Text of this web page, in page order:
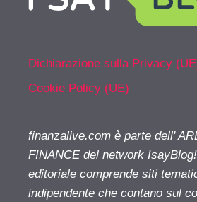
Dichiarazione sulla Privacy
Cookie Policy (UE)
finanzalive.com è parte dell'
FINANCE del network
editoriale comprende siti
indipendente che contano sul